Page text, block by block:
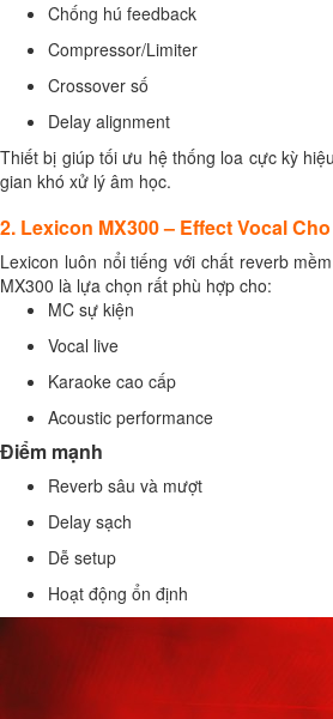
Chống hú feedback
Compressor/Limiter
Crossover số
Delay alignment
Thiết bị giúp tối ưu hệ thống loa cực kỳ
gian khó xử lý âm học.
2. Lexicon MX300 – Effect Vocal
Lexicon luôn nổi tiếng với chất reverb
MX300 là lựa chọn rất phù hợp cho:
MC sự kiện
Vocal live
Karaoke cao cấp
Acoustic performance
Điểm mạnh
Reverb sâu và mượt
Delay sạch
Dễ setup
Hoạt động ổn định